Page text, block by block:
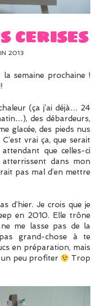
?
cerises
2013
la semaine prochaine !
(ça j’ai déjà… 24
des débardeurs,
glacée, des pieds nus
C’est vrai ça, que serait
que celles-ci
dans mon
pas mal d’en mettre
d’hier. Je crois que je
en 2010. Elle trône
me lasse pas de la
grand-chose à te
en préparation, mais
un peu profiter
Trop